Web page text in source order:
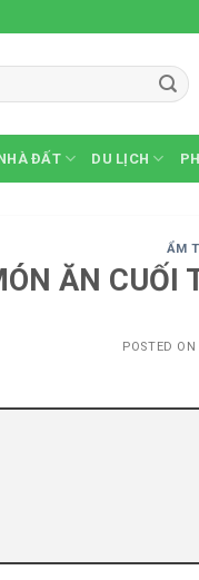
ĐẤT DU LỊCH
ẨM
ĂN CUỐI
POSTED ON